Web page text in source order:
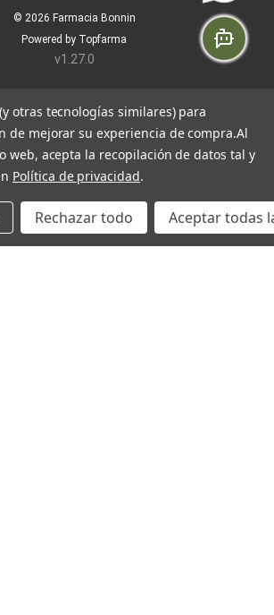
© 2026 Farmacia Bonnin
Powered by Topfarma
v1.27.0
otras tecnologías similares) para
de mejorar su experiencia de compra.Al
web, acepta la recopilación de datos tal y
Política de privacidad.
Rechazar todo Aceptar todas